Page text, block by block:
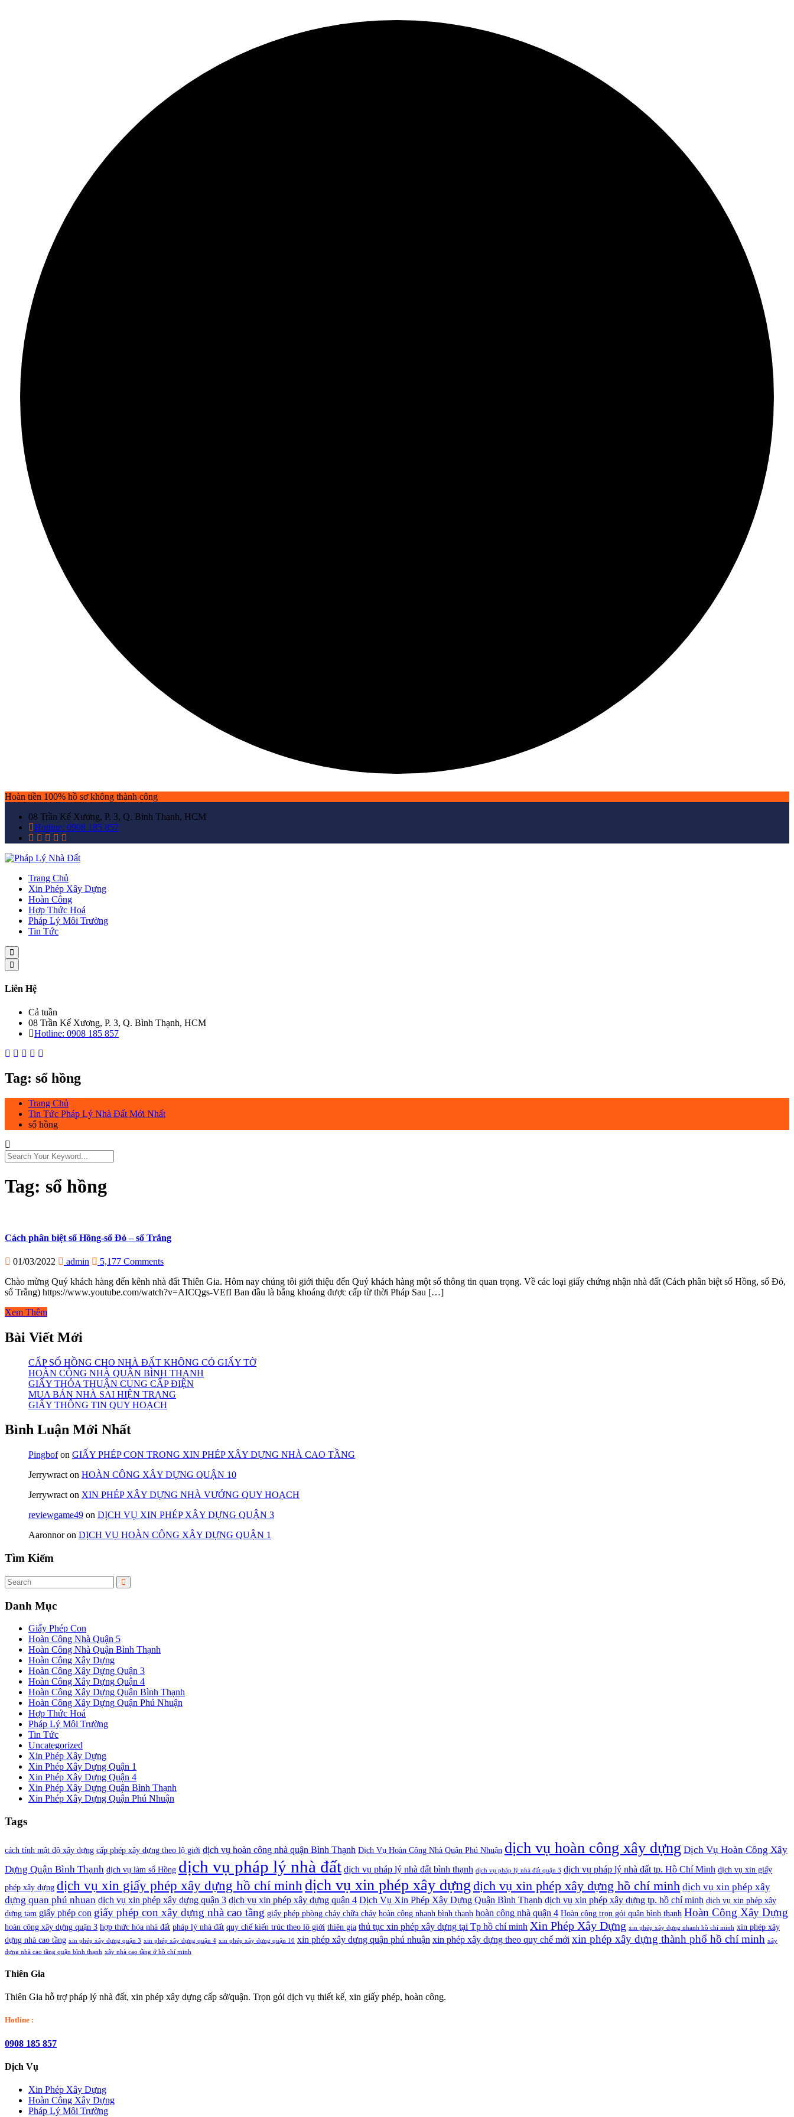
Hoàn tiền 100% hồ sơ không thành công
08 Trần Kế Xương, P. 3, Q. Bình Thạnh, HCM
Hotline: 0908 185 857
Trang Chủ
Xin Phép Xây Dựng
Hoàn Công
Hợp Thức Hoá
Pháp Lý Môi Trường
Tin Tức
Liên Hệ
Cả tuần
08 Trần Kế Xương, P. 3, Q. Bình Thạnh, HCM
Hotline: 0908 185 857
Tag: sổ hồng
Trang Chủ
Tin Tức Pháp Lý Nhà Đất Mới Nhất
sổ hồng
Tag: sổ hồng
Cách phân biệt sổ Hồng-sổ Đỏ – sổ Trắng
01/03/2022 admin
5,177 Comments
Chào mừng Quý khách hàng đến kênh nhà đất Thiên Gia. Hôm nay chúng tôi giới thiệu đến Quý khách hàng một số thông tin quan trọng. Về các loại giấy chứng nhận nhà đất (Cách phân biệt sổ Hồng, sổ Đỏ,
sổ Trắng) https://www.youtube.com/watch?v=AICQgs-VEfI Ban đầu là bằng khoáng được cấp từ thời Pháp Sau […]
Xem Thêm
Bài Viết Mới
CẤP SỔ HỒNG CHO NHÀ ĐẤT KHÔNG CÓ GIẤY TỜ
HOÀN CÔNG NHÀ QUẬN BÌNH THẠNH
GIẤY THỎA THUẬN CUNG CẤP ĐIỆN
MUA BÁN NHÀ SAI HIỆN TRẠNG
GIẤY THÔNG TIN QUY HOẠCH
Bình Luận Mới Nhất
Pingbofon GIẤY PHÉP CON TRONG XIN PHÉP XÂY DỰNG NHÀ CAO TẦNG
Jerrywract on HOÀN CÔNG XÂY DỰNG QUẬN 10
Jerrywract on XIN PHÉP XÂY DỰNG NHÀ VƯỚNG QUY HOẠCH
reviewgame49 on DỊCH VỤ XIN PHÉP XÂY DỰNG QUẬN 3
Aaronnoron DỊCH VỤ HOÀN CÔNG XÂY DỰNG QUẬN 1
Tìm Kiếm
Danh Mục
Giấy Phép Con
Hoàn Công Nhà Quận 5
Hoàn Công Nhà Quận Bình Thạnh
Hoàn Công Xây Dựng
Hoàn Công Xây Dựng Quận 3
Hoàn Công Xây Dựng Quận 4
Hoàn Công Xây Dựng Quận Bình Thạnh
Hoàn Công Xây Dựng Quận Phú Nhuận
Hợp Thức Hoá
Pháp Lý Môi Trường
Tin Tức
Uncategorized
Xin Phép Xây Dựng
Xin Phép Xây Dựng Quận 1
Xin Phép Xây Dựng Quận 4
Xin Phép Xây Dựng Quận Bình Thạnh
Xin Phép Xây Dựng Quận Phú Nhuận
Tags
cách tính mật độ xây dựng cấp phép xây dựng theo lộ giới dịch vụ hoàn công nhà quận Bình Thạnh Dịch Vụ Hoàn Công Nhà Quận Phú Nhuận dịch vụ hoàn công xây dựng Dịch Vụ Hoàn Công Xây
Dựng Quận Bình Thạnh dịch vụ làm sổ Hồng dịch vụ pháp lý nhà đất dịch vụ pháp lý nhà đất bình thạnh dịch vụ pháp lý nhà đất quận 3 dịch vụ pháp lý nhà đất tp. Hồ Chí Minh dịch vụ xin giấy
phép xây dựng dịch vụ xin giấy phép xây dựng hồ chí minh dịch vụ xin phép xây dựng dịch vụ xin phép xây dựng hồ chí minh dịch vụ xin phép xây
dựng quan phú nhuan dịch vụ xin phép xây dựng quận 3 dịch vụ xin phép xây dựng quận 4 Dịch Vụ Xin Phép Xây Dựng Quận Bình Thạnh dịch vụ xin phép xây dựng tp. hồ chí minh dịch vụ xin phép xây
dựng tạm giấy phép con giấy phép con xây dựng nhà cao tầng giấy phép phòng cháy chữa cháy hoàn công nhanh bình thạnh hoàn công nhà quận 4 Hoàn công trọn gói quận bình thạnh Hoàn Công Xây Dựng
hoàn công xây dựng quận 3 hợp thức hóa nhà đất pháp lý nhà đất quy chế kiến trúc theo lô giới thiên gia thủ tục xin phép xây dựng tại Tp hồ chí minh Xin Phép Xây Dựng xin phép xây dựng nhanh hồ chí minh xin phép xây
dựng nhà cao tầng xin phép xây dựng quận 3 xin phép xây dựng quận 4 xin phép xây dựng quận 10 xin phép xây dựng quận phú nhuận xin phép xây dựng theo quy chế mới xin phép xây dựng thành phố hồ chí minh xây
dựng nhà cao tầng quận bình thạnh xây nhà cao tầng ở hồ chí minh
Thiên Gia
Thiên Gia hỗ trợ pháp lý nhà đất, xin phép xây dựng cấp sở/quận. Trọn gói dịch vụ thiết kế, xin giấy phép, hoàn công.
Hotline :
0908 185 857
Dịch Vụ
Xin Phép Xây Dựng
Hoàn Công Xây Dựng
Pháp Lý Môi Trường